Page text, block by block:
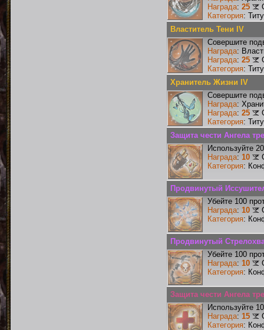
Награда: 25
Категория:
Властитель Тени IV
Совершите
Награда:
Награда: 25
Категория:
Хранитель Жизни IV
Совершите
Награда:
Награда: 25
Категория:
Защита чести Ангела
Используйте
Награда: 10
Категория:
Продвинутый
Убейте 100
Награда: 10
Категория:
Продвинутый
Убейте 100
Награда: 10
Категория:
Защита чести Ангела
Используйте
Награда: 15
Категория: